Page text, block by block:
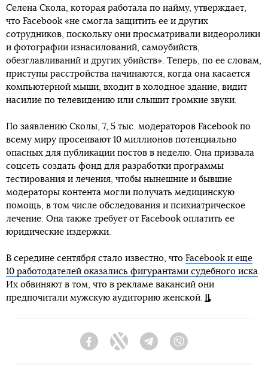
Селена Скола, которая работала по найму, утверждает,
что Facebook «не смогла защитить ее и других
сотрудников, поскольку они просматривали видеоролики
и фотографии изнасилований, самоубийств,
обезглавливаний и других убийств». Теперь, по ее словам,
приступы расстройства начинаются, когда она касается
компьютерной мыши, входит в холодное здание, видит
насилие по телевидению или слышит громкие звуки.
По заявлению Сколы, 7, 5 тыс. модераторов Facebook по
всему миру просеивают 10 миллионов потенциально
опасных для публикации постов в неделю. Она призвала
соцсеть создать фонд для разработки программы
тестирования и лечения, чтобы нынешние и бывшие
модераторы контента могли получать медицинскую
помощь, в том числе обследования и психиатрическое
лечение. Она также требует от Facebook оплатить ее
юридические издержки.
В середине сентября стало известно, что Facebook и еще
10 работодателей оказались фигурантами судебного иска.
Их обвиняют в том, что в рекламе вакансий они
предпочитали мужскую аудиторию женской.
FacebookTwitter Telegram